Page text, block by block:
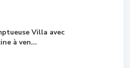
Villa avec
à ven...